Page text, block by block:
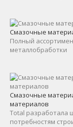
Смазочные
Полный
металлобработки
Смазочные
материалов
Total разработала
потребностям